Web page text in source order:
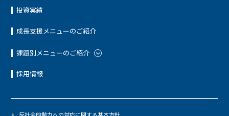
投資実績
成長支援メニューのご紹介
課題別メニューのご紹介
採用情報
反社会的勢力への対応に関する基本方針